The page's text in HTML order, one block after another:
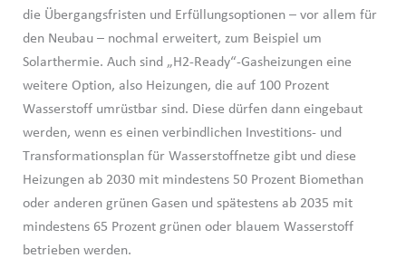
die Übergangsfristen und Erfüllungsoptionen – vor allem für
den Neubau – nochmal erweitert, zum Beispiel um
Solarthermie. Auch sind „H2-Ready“-Gasheizungen eine
weitere Option, also Heizungen, die auf 100 Prozent
Wasserstoff umrüstbar sind. Diese dürfen dann eingebaut
werden, wenn es einen verbindlichen Investitions- und
Transformationsplan für Wasserstoffnetze gibt und diese
Heizungen ab 2030 mit mindestens 50 Prozent Biomethan
oder anderen grünen Gasen und spätestens ab 2035 mit
mindestens 65 Prozent grünen oder blauem Wasserstoff
betrieben werden.